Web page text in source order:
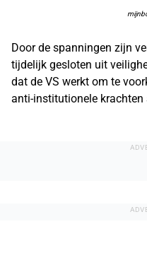
Door de spanningen zijn
tijdelijk gesloten uit
dat de VS werkt om te
anti-institutionele krachten